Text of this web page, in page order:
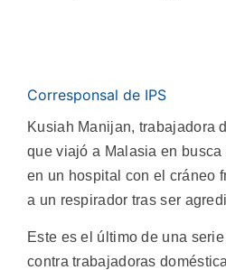
Corresponsal de IPS
Kusiah Manijan, trabajadora
que viajó a Malasia en
en un hospital con el cráneo
a un respirador tras ser
Este es el último de una
contra trabajadoras